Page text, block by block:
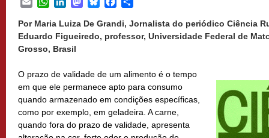
Por Maria Luiza De Grandi, Jornalista do periódico Ciência
Eduardo Figueiredo, professor, Universidade Federal de
Grosso, Brasil
O prazo de validade de um alimento é o tempo
em que ele permanece apto para consumo
quando armazenado em condições específicas,
como por exemplo, em geladeira. A carne,
quando fora do prazo de validade, apresenta